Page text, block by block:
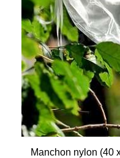
Manchon nylon (40